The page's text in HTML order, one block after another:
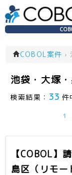
COBOL案件 ›
池袋・大塚
検索結果： 33 件
1
【COBOL】
島区（リモー